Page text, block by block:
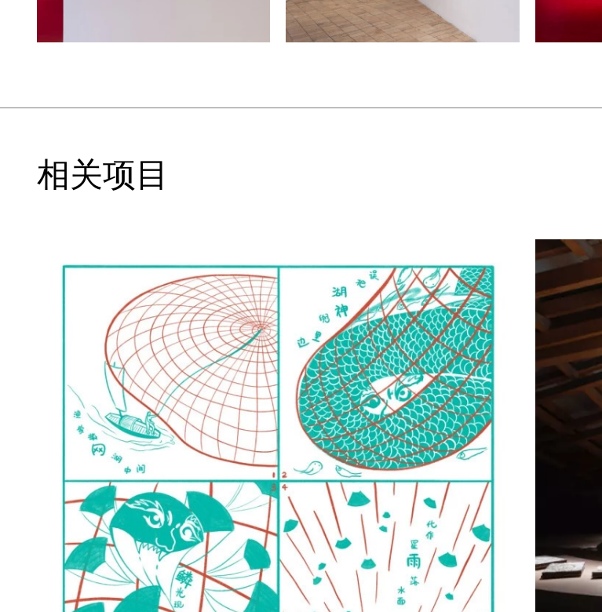
时器或星图上的纹饰，提示观众曾有更为松散、奇异的时间观，已在“进步”的
UCCA尤伦斯当代艺术中心委任创作，创作灵感源自艺术家探访乌兹别克斯坦
塔什干郊外世界第二大太阳炉实验基地的经历。作品通过太阳炉与绿藻——
主题，而太阳炉实验基地的技术野心与玻璃材质本身的脆弱质地之间则构成吸
引人的张力。嵌于金属网格中的彩绘玻璃圆盘，其灵感源自十九世纪博物学家
恩斯特·海克尔所绘制的具有重要进化史意义的绿藻属图像。
二楼二号展厅中央的一系列作品展现了曹舒怡一直以来对于考古学作为跨越时
空共鸣发生通道的兴趣。《塔珊》（2025）、《石娲》（2025）、《蛇胄》
（2025）、《岩母》（2025）与《棘花》（2025），5件雕塑呈环形陈
列，均以紫砂陶泥烧制，并施以不同釉料模仿地质物质。这些杂交共生体融合
了微生物、古生物化石的形态与来自不同文化的神话图腾元素。《断裂之地》
（2025）散落于雕塑四周，由12块陶板组成。浮雕上的装饰难以辨别是微观
生物，抑或大型生命体的一鳞片爪。这些用途不明、仿佛建筑残垣的陶板，不
禁引人沉思：如今随着科技文化的发展，我们是否也正在编织一个失去惊奇与
想象、未知变得稀缺的未来？
陶土高温烧制的“帕布里特”系列（2022-2023）错落分布于两层展厅之中，
它们形似骨骼遗存，由艺术家拆解并糅合多种古老生物元素创作而成。模糊的
相关项目